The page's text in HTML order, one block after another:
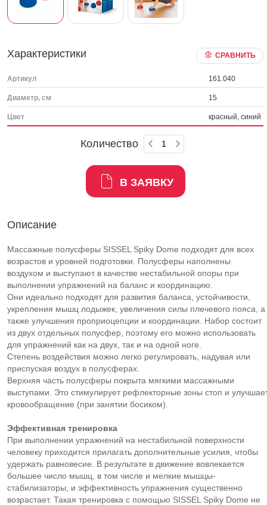
Характеристики СРАВНИТЬ
Артикул 161.040
Диаметр, см 15
Цвет красный, синий
Количество
В ЗАЯВКУ
Описание
Массажные полусферы SISSEL Spiky Dome подходят для всех
возрастов и уровней подготовки. Полусферы наполнены
воздухом и выступают в качестве нестабильной опоры при
выполнении упражнений на баланс и координацию.
Они идеально подходят для развития баланса, устойчивости,
укрепления мышц лодыжек, увеличения силы плечевого пояса, а
также улучшения проприоцепции и координации. Набор состоит
из двух отдельных полусфер, поэтому его можно использовать
для упражнений как на двух, так и на одной ноге.
Степень воздействия можно легко регулировать, надувая или
приспуская воздух в полусферах.
Верхняя часть полусферы покрыта мягкими массажными
выступами. Это стимулирует рефлекторные зоны стоп и
кровообращение (при занятии босиком).
Эффективная тренировка
Пpи выполнении упражнений на нестабильной поверхности
человеку приходится прилагать дополнительные усилия, чтобы
удержать равновесие. В результате в движение вовлекается
большее число мышц, в том числе и мелкие мышцы-
стабилизаторы, и эффективность упражнения существенно
возрастает. Такая тренировка с помощью SISSEL Spiky Dome не